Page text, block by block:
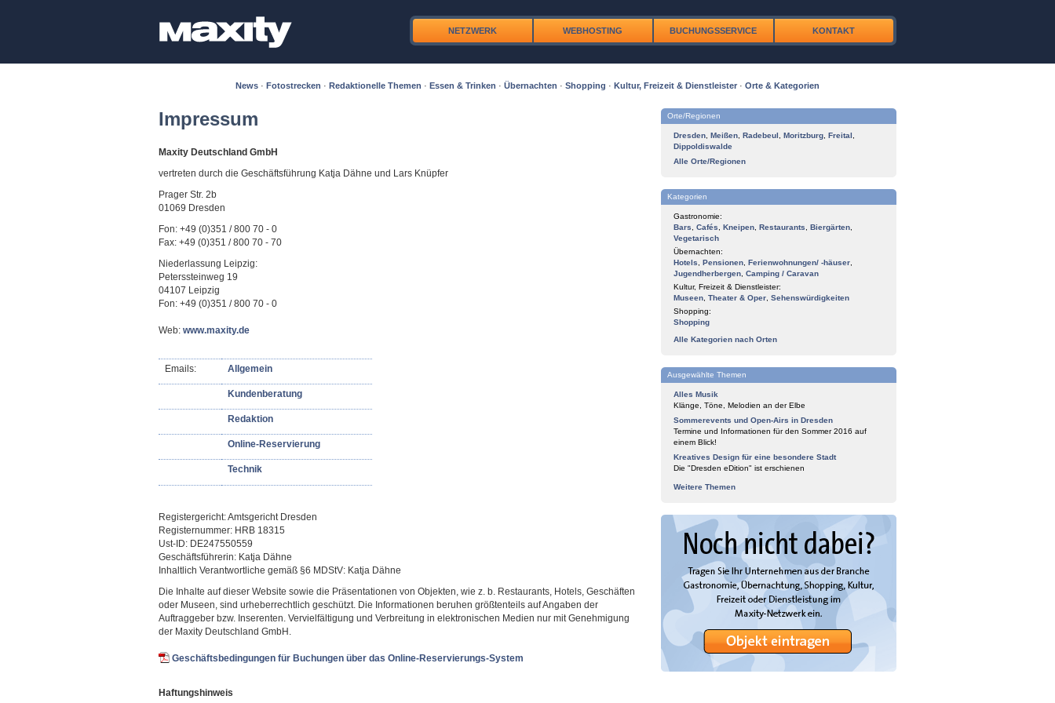
NETZWERK WEBHOSTING BUCHUNGSSERVICE KONTAKT
News · Fotostrecken · Redaktionelle Themen · Essen & Trinken · Übernachten · Shopping · Kultur, Freizeit & Dienstleister · Orte & Kategorien
Impressum
Maxity Deutschland GmbH
vertreten durch die Geschäftsführung Katja Dähne und Lars Knüpfer
Prager Str. 2b
01069 Dresden
Fon: +49 (0)351 / 800 70 - 0
Fax: +49 (0)351 / 800 70 - 70
Niederlassung Leipzig:
Peterssteinweg 19
04107 Leipzig
Fon: +49 (0)351 / 800 70 - 0
Web: www.maxity.de
Emails: Allgemein
Kundenberatung
Redaktion
Online-Reservierung
Technik
Registergericht: Amtsgericht Dresden
Registernummer: HRB 18315
Ust-ID: DE247550559
Geschäftsführerin: Katja Dähne
Inhaltlich Verantwortliche gemäß §6 MDStV: Katja Dähne
Die Inhalte auf dieser Website sowie die Präsentationen von Objekten, wie z. b. Restaurants, Hotels, Geschäften
oder Museen, sind urheberrechtlich geschützt. Die Informationen beruhen größtenteils auf Angaben der
Auftraggeber bzw. Inserenten. Vervielfältigung und Verbreitung in elektronischen Medien nur mit Genehmigung
der Maxity Deutschland GmbH.
Geschäftsbedingungen für Buchungen über das Online-Reservierungs-System
Haftungshinweis
Orte/Regionen
Dresden Meißen Radebeul Moritzburg Freital
Dippoldiswalde
Alle Orte/Regionen
Kategorien
Gastronomie:
Bars
Cafés Kneipen Restaurants Biergärten
Vegetarisch
Übernachten:
Hotels
Pensionen Ferienwohnungen/ -häuser
Jugendherbergen Camping / Caravan
Kultur, Freizeit & Dienstleister:
Museen Theater & Oper Sehenswürdigkeiten
Shopping:
Shopping
Alle Kategorien nach Orten
Ausgewählte Themen
Alles Musik
Klänge, Töne, Melodien an der Elbe
Sommerevents und Open-Airs in Dresden
Termine und Informationen für den Sommer 2016 auf
einem Blick!
Kreatives Design für eine besondere Stadt
Die "Dresden eDition" ist erschienen
Weitere Themen